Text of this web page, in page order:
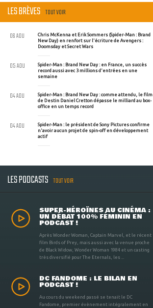
LES BRÈVES TOUT VOIR
Chris McKenna et Erik Sommers (Spider-Man : Brand
New Day) en renfort sur l'écriture de Avengers :
Doomsday et Secret Wars
06 AOU
Spider-Man : Brand New Day : en France, un succès
record aussi avec 3 millions d'entrées en une
semaine
05 AOU
Spider-Man : Brand New Day : comme attendu, le film
de Destin Daniel Cretton dépasse le milliard au box-
office en un temps record
04 AOU
Spider-Man : le président de Sony Pictures confirme
n'avoir aucun projet de spin-off en développement
actif
04 AOU
LES PODCASTS TOUT VOIR
SUPER-HÉROÏNES AU CINÉMA :
UN DÉBAT 100% FÉMININ EN
PODCAST !
Après Wonder Woman, Captain Marvel, et le récent
film Birds of Prey, mais aussi avec la venue proche
de Black Widow, Wonder Woman 1984 et un casting
très diversifié pour The Eternals, les ...
DC FANDOME : LE BILAN EN
PODCAST !
Au cours du weekend passé se tenait le DC
Fandome, premier évènement intégralement en